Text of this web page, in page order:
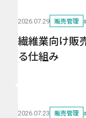
2026.07.29 販売管理
繊維業向け販
る仕組み
2026.07.23 販売管理